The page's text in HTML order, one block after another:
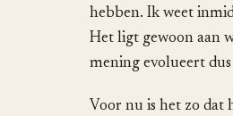
hebben. Ik weet
Het ligt gewoon aan
mening evolueert
Voor nu is het zo dat